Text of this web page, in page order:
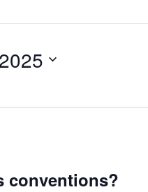
conventions?